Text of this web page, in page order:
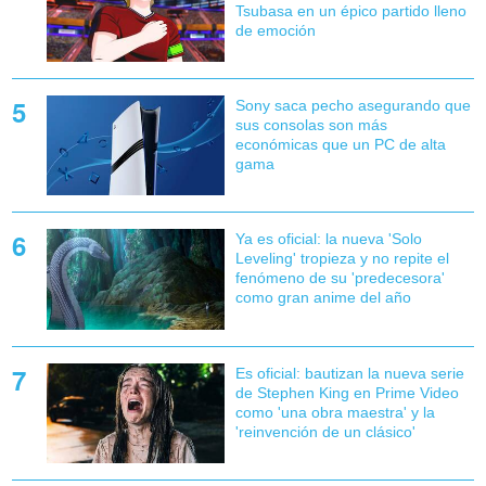
Tsubasa en un épico partido lleno
de emoción
Sony saca pecho asegurando que
sus consolas son más
económicas que un PC de alta
gama
Ya es oficial: la nueva 'Solo
Leveling' tropieza y no repite el
fenómeno de su 'predecesora'
como gran anime del año
Es oficial: bautizan la nueva serie
de Stephen King en Prime Video
como 'una obra maestra' y la
'reinvención de un clásico'